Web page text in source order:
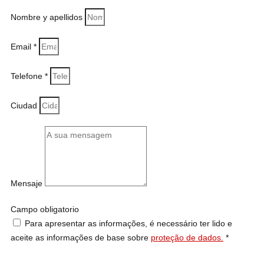
Nombre y apellidos
Email *
Telefone *
Ciudad
Mensaje
Campo obligatorio
Para apresentar as informações, é necessário ter lido e
aceite as informações de base sobre proteção de dados. *